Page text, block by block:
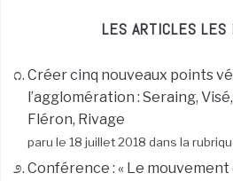
LES ARTICLES LES
Créer cinq nouveaux points
l’agglomération : Seraing,
Fléron, Rivage
paru le 18 juillet 2018 dans la
Conférence : « Le